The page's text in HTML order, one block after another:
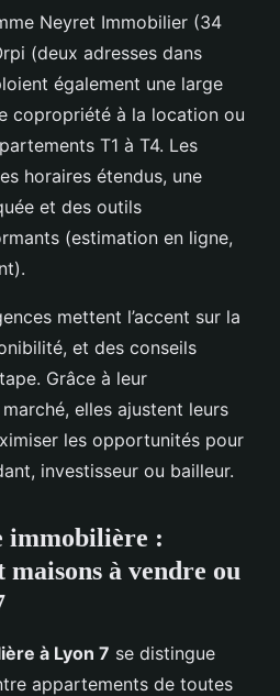
Neyret Immobilier (34
(deux adresses dans
également une large
copropriété à la location ou
T1 à T4. Les
horaires étendus, une
et des outils
(estimation en ligne,
mettent l’accent sur la
et des conseils
Grâce à leur
elles ajustent leurs
les opportunités pour
investisseur ou bailleur.
immobilière :
à vendre ou
à Lyon 7 se distingue
appartements de toutes